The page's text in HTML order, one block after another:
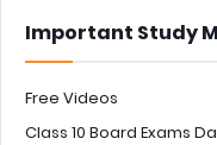
Important Study
Free Videos
Class 10 Board Exams